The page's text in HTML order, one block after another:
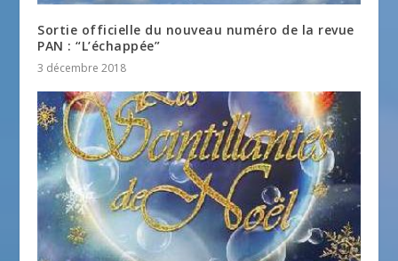
Sortie officielle du nouveau numéro de la revue
PAN : “L’échappée”
3 décembre 2018